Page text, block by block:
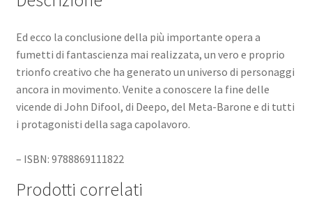
Ed ecco la conclusione della più importante opera a
fumetti di fantascienza mai realizzata, un vero e proprio
trionfo creativo che ha generato un universo di personaggi
ancora in movimento. Venite a conoscere la fine delle
vicende di John Difool, di Deepo, del Meta-Barone e di tutti
i protagonisti della saga capolavoro.
– ISBN: 9788869111822
Prodotti correlati